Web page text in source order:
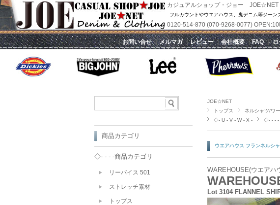
カジュアルショップ・ジョー JOE☆NET
フルカウントやウエアハウス、鬼デニム等ジーン
0120-514-870 (070-9268-0077)
｜お問い合せ｜メルマガ｜レビュー｜会社概要｜FAQ｜ロ
JOE☆NET
トップス
ネルシャツ/ワ
◇- U - V - W - X -
◇- - - -
ウエアハウス フランネルシ
WAREHOUSE(ウエアハ
Lot 3104 FLANNEL
商品カテゴリ
◇- - - -商品カテゴリ
リーバイス 501
ストレッチ素材
トップス